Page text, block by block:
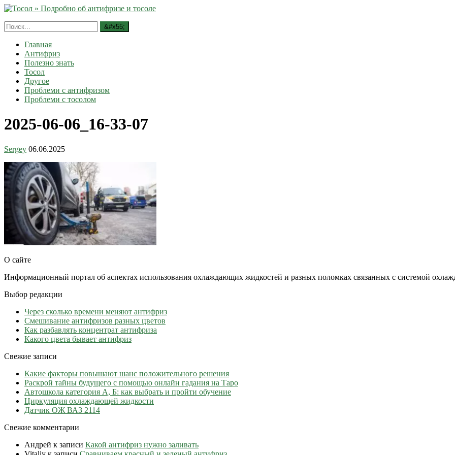
Главная
Антифриз
Полезно знать
Тосол
Другое
Проблеми с антифризом
Проблеми с тосолом
2025-06-06_16-33-07
Sergey 06.06.2025
О сайте
Информационный портал об аспектах использования охлаждающих жидкостей и разных поломках связанных с системой
Выбор редакции
Через сколько времени меняют антифриз
Cмешивание антифризов разных цветов
Как разбавлять концентрат антифриза
Какого цвета бывает антифриз
Свежие записи
Какие факторы повышают шанс положительного решения
Раскрой тайны будущего с помощью онлайн гадания на Таро
Автошкола категория А, Б: как выбрать и пройти обучение
Циркуляция охлаждающей жидкости
Датчик ОЖ ВАЗ 2114
Свежие комментарии
Андрей к записи Какой антифриз нужно заливать